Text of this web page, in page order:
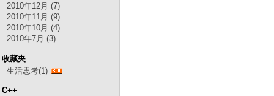
2010年12月 (7)
2010年11月 (9)
2010年10月 (4)
2010年7月 (3)
收藏夹
生活思考(1)
C++